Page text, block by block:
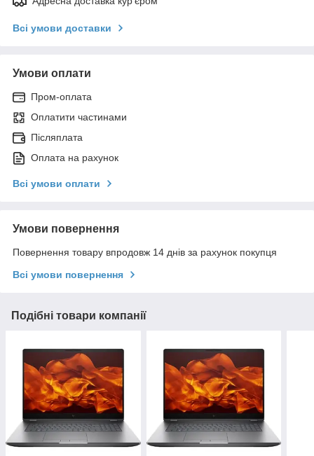
Всі умови доставки
Умови оплати
Пром-оплата
Оплатити частинами
Післяплата
Оплата на рахунок
Всі умови оплати
Умови повернення
Повернення товару впродовж 14 днів за рахунок покупця
Всі умови повернення
Подібні товари компанії